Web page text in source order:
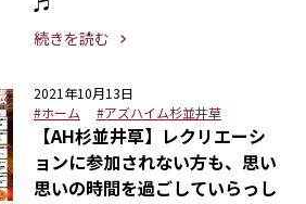
続きを読む
2021年10月13日
#ホーム
#アズハイム杉並井草
【AH杉並井草】レクリエーシ
ョンに参加されない方も、思い
思いの時間を過ごしていらっし